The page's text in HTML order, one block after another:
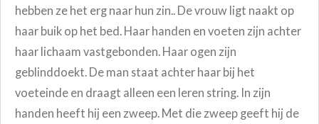
hebben ze het erg naar hun zin.. De vrouw ligt naakt op
haar buik op het bed. Haar handen en voeten zijn achter
haar lichaam vastgebonden. Haar ogen zijn
geblinddoekt. De man staat achter haar bij het
voeteinde en draagt alleen een leren string. In zijn
handen heeft hij een zweep. Met die zweep geeft hij de